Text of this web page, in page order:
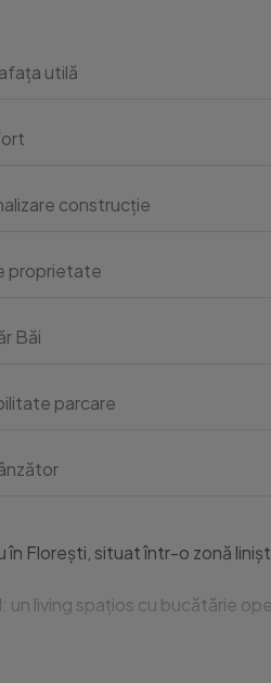
utilă
construcție
proprietate
Băi
parcare
Florești, situat într-o zonă
living spațios cu bucătărie